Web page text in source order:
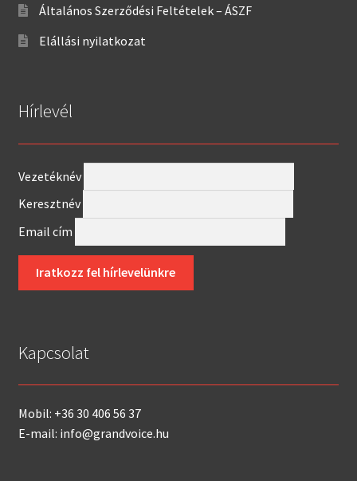
Általános Szerződési Feltételek – ÁSZF
Elállási nyilatkozat
Hírlevél
Vezetéknév
Keresztnév
Email cím
Kapcsolat
Mobil: +36 30 406 56 37
E-mail: info@grandvoice.hu